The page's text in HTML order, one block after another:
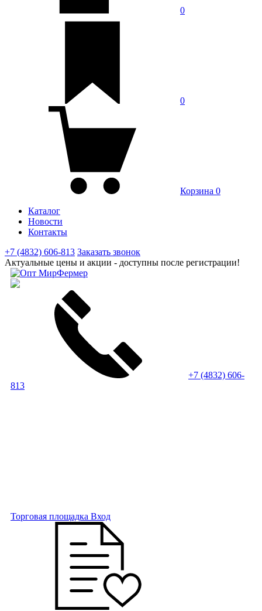
0
0
Корзина 0
Каталог
Новости
Контакты
+7 (4832) 606-813 Заказать звонок
Актуальные цены и акции - доступны после регистрации!
+7 (4832) 606-
813
Торговая площадка Вход